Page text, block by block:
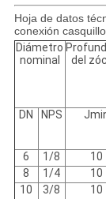
Hoja de datos
conexión
Diámetro
nominal
del
DN NPS
6
1/8 10
8
1/4 10
10
3/8 10